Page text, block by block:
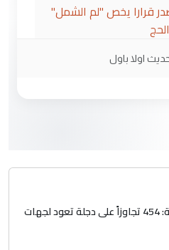
قرارا يخص "لم الشمل"
دولة ومفتوحة لانضمام
4
طبية متزوج و
اولا باول
الموارد المائية: 454 تجاوزاً على دجلة تعود لجهات